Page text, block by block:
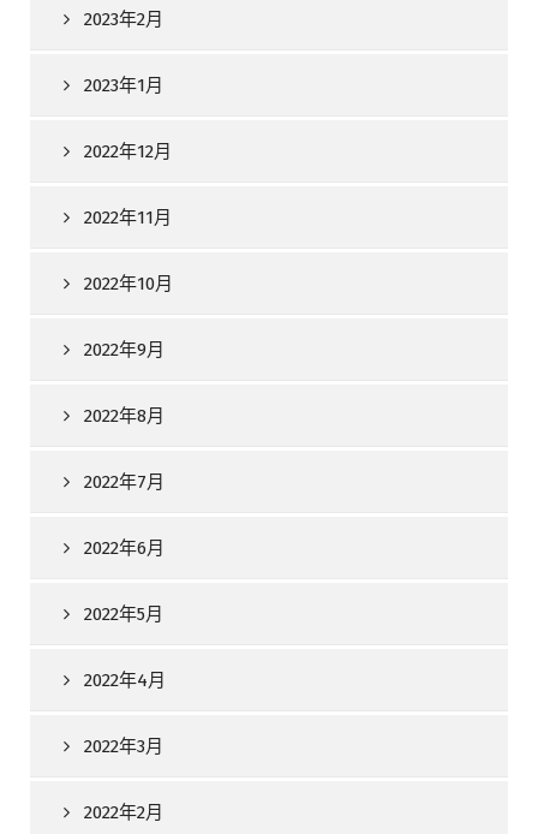
2023年2月
2023年1月
2022年12月
2022年11月
2022年10月
2022年9月
2022年8月
2022年7月
2022年6月
2022年5月
2022年4月
2022年3月
2022年2月